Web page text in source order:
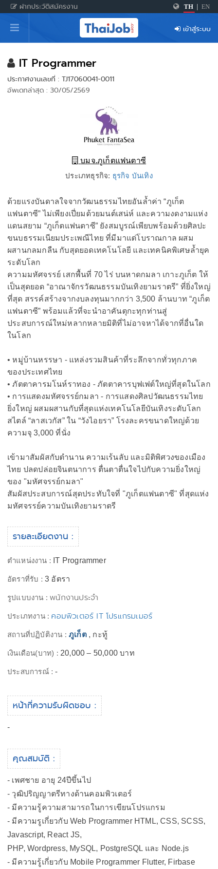
ฝากประวัติสมัครงาน TH EN
หน้าหลัก
ผู้สมัครงาน: เข้าสู่ระบบ
ฝากประวัติสมัครงาน
เกร็ดความรู้
เข้าสู่ระบบ
IT Programmer
ประกาศงานเลขที่ : TJ17060041-0011
อัพเดทล่าสุด : 30/05/2569
บมจ.ภูเก็ตแฟนตาซี
ประเภทธุรกิจ: ธุรกิจ บันเทิง
ด้วยแรงบันดาลใจจากวัฒนธรรมไทยอันล้ำค่า “ภูเก็ต
แฟนตาซี” ไม่เพียงเปี่ยมด้วยมนต์เสน่ห์ และความงดงามแห่ง
แดนสยาม “ภูเก็ตแฟนตาซี” ยังสมบูรณ์เพียบพร้อมด้วยศิลปะ
ขนบธรรมเนียมประเพณีไทย ที่มีมาแต่โบราณกาล ผสม
ผสานกลมกลืน กับสุดยอดเทคโนโลยี และเทคนิคพิเศษล้ำยุค
ระดับโลก
ความมหัศจรรย์ เสกพื้นที่ 70 ไร่ บนหาดกมลา เกาะภูเก็ต ให้
เป็นสุดยอด “อาณาจักรวัฒนธรรมบันเทิงยามราตรี” ที่ยิ่งใหญ่
ที่สุด สรรค์สร้างจากงบลงทุนมากกว่า 3,500 ล้านบาท “ภูเก็ต
แฟนตาซี” พร้อมแล้วที่จะนำอาคันตุกะทุกท่านสู่
ประสบการณ์ใหม่หลากหลายมิติที่ไม่อาจหาได้จากที่อื่นใด
ในโลก
• หมู่บ้านหรรษา - แหล่งรวมสินค้าที่ระลึกจากทั่วทุกภาค
ของประเทศไทย
• ภัตตาคารมโนห์ราทอง - ภัตตาคารบุฟเฟต์ใหญ่ที่สุดในโลก
• การแสดงมหัศจรรย์กมลา - การแสดงศิลปวัฒนธรรมไทย
ยิ่งใหญ่ ผสมผสานกับที่สุดแห่งเทคโนโลยีบันเทิงระดับโลก
สไตล์ “ลาสเวกัส” ใน “วังไอยรา” โรงละครขนาดใหญ่ด้วย
ความจุ 3,000 ที่นั่ง
เข้ามาสัมผัสกับตำนาน ความเร้นลับ และมิติพิศวงของเมือง
ไทย ปลดปล่อยจินตนาการ ตื่นตาตื่นใจไปกับความยิ่งใหญ่
ของ "มหัศจรรย์กมลา"
สัมผัสประสบการณ์สุดประทับใจที่ "ภูเก็ตแฟนตาซี" ที่สุดแห่ง
มหัศจรรย์ความบันเทิงยามราตรี
รายละเอียดงาน :
ตำแหน่งงาน : IT Programmer
อัตราที่รับ : 3 อัตรา
รูปแบบงาน :พนักงานประจำ
ประเภทงาน : คอมพิวเตอร์ IT โปรแกรมเมอร์
สถานที่ปฏิบัติงาน : ภูเก็ต, กะทู้
เงินเดือน(บาท) : 20,000 – 50,000 บาท
ประสบการณ์ :-
หน้าที่ความรับผิดชอบ :
-
คุณสมบัติ :
- เพศชาย อายุ 24ปีขึ้นไป
- วุฒิปริญญาตรีทางด้านคอมพิวเตอร์
- มีความรู้ความสามารถในการเขียนโปรแกรม
- มีความรูเกี่ยวกับ Web Programmer HTML, CSS, SCSS,
Javascript, React JS,
PHP, Wordpress, MySQL, PostgreSQL และ Node.js
- มีความรู้เกี่ยวกับ Mobile Programmer Flutter, Firbase